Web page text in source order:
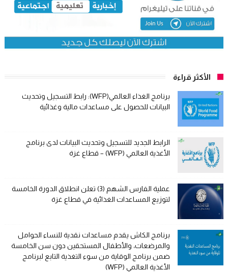
الأكثر قراءة
برنامج الغذاء العالمي(WFP): رابط التسجيل وتحديث
البيانات للحصول على مساعدات مالية وغذائية
الرابط الجديد للتسجيل وتحديث البيانات لدى برنامج
الأغذية العالمي (WFP) – قطاع غزة
عملية الفارس الشهم (3) تعلن انطلاق الدورة الخامسة
لتوزيع المساعدات الغذائية في قطاع غزة
برنامج الكاش يقدم مساعدات نقدية للنساء الحوامل
والمرضعات، والأطفال المستحقين دون سن الخامسة
ضمن برنامج الوقاية من سوء التغذية التابع لبرنامج
الأغذية العالمي (WFP)